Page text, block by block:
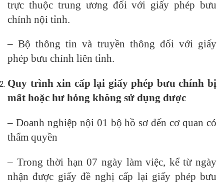
trực thuộc trung ương đối với giấy phép bưu
chính nội tỉnh.
– Bộ thông tin và truyền thông đối với giấy
phép bưu chính liên tỉnh.
Quy trình xin cấp lại giấy phép bưu chính bị
mất hoặc hư hỏng không sử dụng được
– Doanh nghiệp nội 01 bộ hồ sơ đến cơ quan có
thẩm quyền
– Trong thời hạn 07 ngày làm việc, kể từ ngày
nhận được giấy đề nghị cấp lại giấy phép bưu